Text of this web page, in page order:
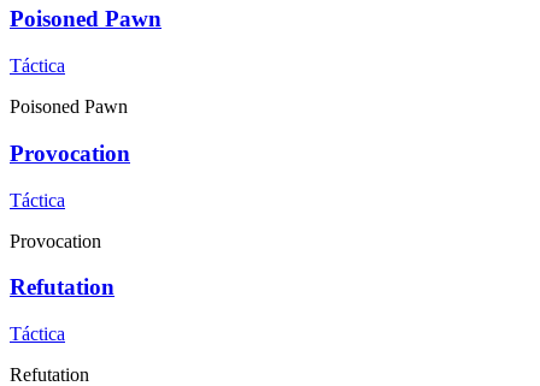
Poisoned Pawn
Táctica
Poisoned Pawn
Provocation
Táctica
Provocation
Refutation
Táctica
Refutation